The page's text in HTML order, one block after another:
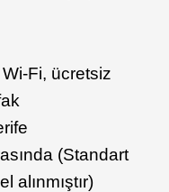
Wi-Fi, ücretsiz
(Standart
alınmıştır)